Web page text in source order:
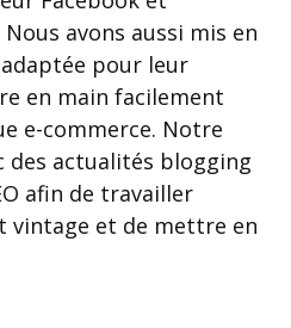
avons aussi mis en
pour leur
en main facilement
e-commerce. Notre
des actualités blogging
afin de travailler
vintage et de mettre en